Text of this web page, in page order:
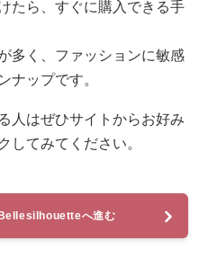
たら、すぐに購入できる手
多く、ファッションに敏感
ナップです。
人はぜひサイトからお好み
してみてください。
へ進む